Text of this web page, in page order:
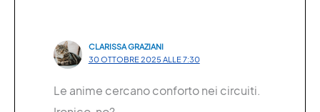
CLARISSA GRAZIANI
30 OTTOBRE 2025 ALLE 7:30
Le anime cercano conforto nei circuiti.